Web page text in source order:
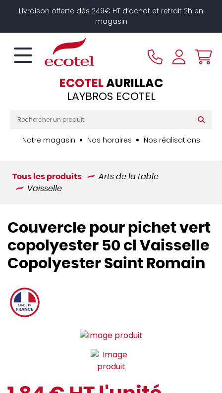
Livraison offerte dès 249€ HT d’achat et retrait 2h en
magasin
ECOTELAURILLAC
LAYBROS ECOTEL
Notre magasin Nos horaires Nos réalisations
Tous les produits
Arts de la table
Vaisselle
Couvercle pour pichet vert
copolyester 50 cl Vaisselle
Copolyester Saint Romain
Panneau de gestion des cookies